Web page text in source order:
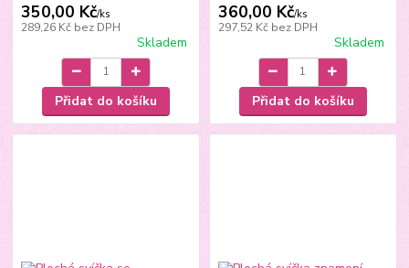
350,00 Kč/ks
289,26 Kč bez DPH
Skladem
Přidat do košíku
360,00 Kč/ks
297,52 Kč bez DPH
Skladem
Přidat do košíku